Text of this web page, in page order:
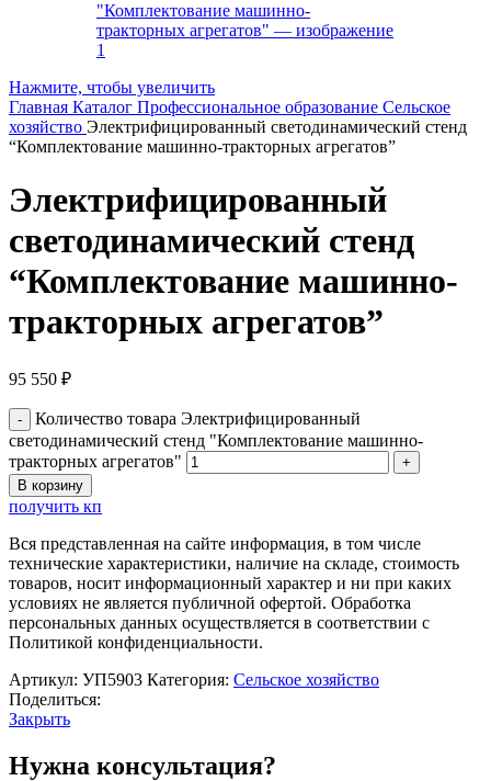
Нажмите, чтобы увеличить
Главная Каталог Профессиональное образование Сельское
хозяйство Электрифицированный светодинамический стенд
“Комплектование машинно-тракторных агрегатов”
Электрифицированный
светодинамический стенд
“Комплектование машинно-
тракторных агрегатов”
95 550 ₽
Количество товара Электрифицированный
светодинамический стенд "Комплектование машинно-
тракторных агрегатов"
В корзину
получить кп
Вся представленная на сайте информация, в том числе
технические характеристики, наличие на складе, стоимость
товаров, носит информационный характер и ни при каких
условиях не является публичной офертой. Обработка
персональных данных осуществляется в соответствии с
Политикой конфиденциальности.
Артикул: УП5903 Категория: Сельское хозяйство
Поделиться:
Закрыть
Нужна консультация?